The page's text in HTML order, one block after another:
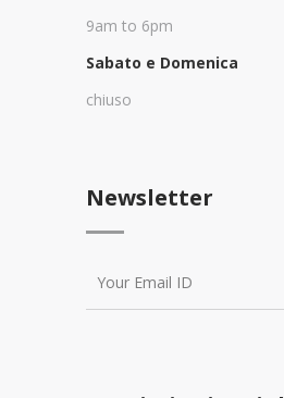
9am to 6pm
Sabato e Domenica
chiuso
Newsletter